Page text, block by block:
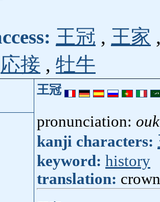
王冠 , 王家
応接 , 牡牛
王冠
pronunciation:
kanji characters:
keyword: history
translation: